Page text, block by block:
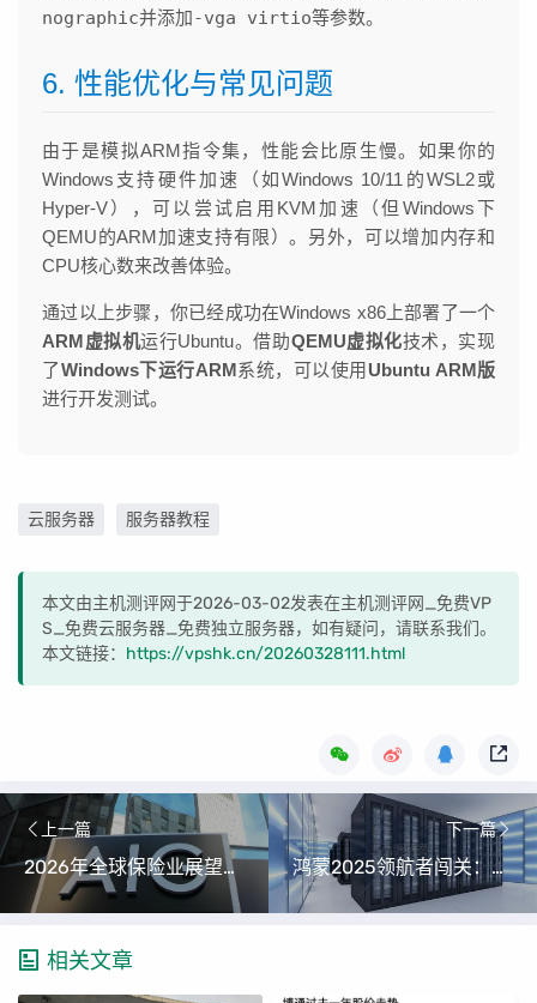
nographic并添加-vga virtio等参数。
6. 性能优化与常见问题
由于是模拟ARM指令集，性能会比原生慢。如果你的
Windows支持硬件加速（如Windows 10/11的WSL2或
Hyper-V），可以尝试启用KVM加速（但Windows下
QEMU的ARM加速支持有限）。另外，可以增加内存和
CPU核心数来改善体验。
通过以上步骤，你已经成功在Windows x86上部署了一个
ARM虚拟机运行Ubuntu。借助QEMU虚拟化技术，实现
了Windows下运行ARM系统，可以使用 Ubuntu ARM版
进行开发测试。
云服务器 服务器教程
本文由主机测评网于2026-03-02发表在主机测评网_免费VP
S_免费云服务器_免费独立服务器，如有疑问，请联系我们。
本文链接： https://vpshk.cn/20260328111.html
上一篇
2026年全球保险业展望：结构性变革下的挑战与机遇
下一篇
鸿蒙2025领航者闯关：从零到英雄 （我的鸿蒙开发技术成长与社区贡献之旅）
相关文章